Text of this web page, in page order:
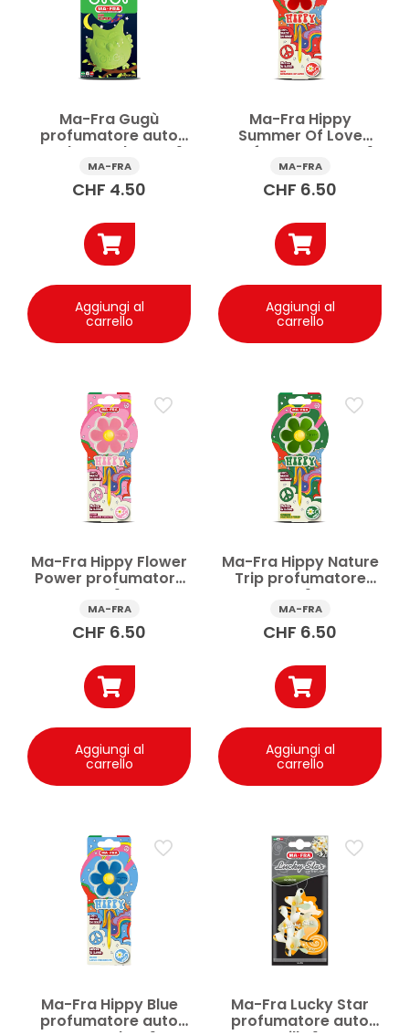
Ma-Fra Gugù
profumatore auto
Verde Sun Flowers 1
pz
MA-FRA
CHF 4.50
Aggiungi al
carrello
Ma-Fra Hippy
Summer Of Love
profumatore auto 1
pz
MA-FRA
CHF 6.50
Aggiungi al
carrello
Ma-Fra Hippy Flower
Power profumatore
auto 1 pz
MA-FRA
CHF 6.50
Aggiungi al
carrello
Ma-Fra Hippy Nature
Trip profumatore
auto 1 pz
MA-FRA
CHF 6.50
Aggiungi al
carrello
Ma-Fra Hippy Blue
profumatore auto
Ma-Fra Lucky Star
profumatore auto